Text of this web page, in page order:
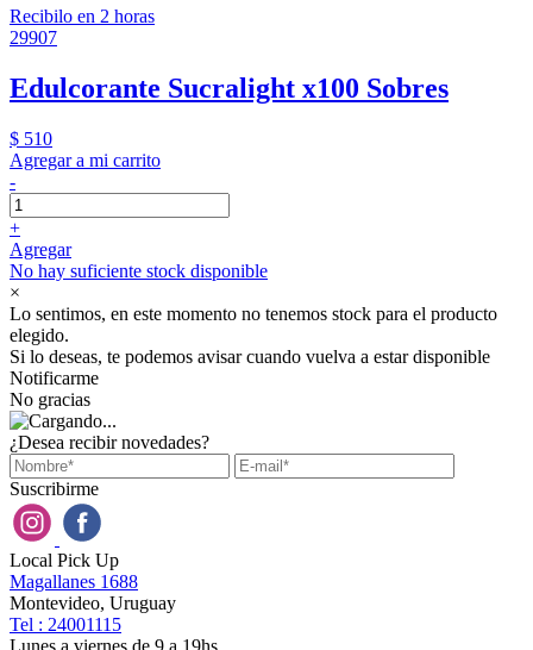
Recibilo en 2 horas
29907
Edulcorante Sucralight x100 Sobres
$ 510
Agregar a mi carrito
-
+
Agregar
No hay suficiente stock disponible
×
Lo sentimos, en este momento no tenemos stock para el producto
elegido.
Si lo deseas, te podemos avisar cuando vuelva a estar disponible
Notificarme
No gracias
¿Desea recibir novedades?
Suscribirme
Local Pick Up
Magallanes 1688
Montevideo, Uruguay
Tel : 24001115
Lunes a viernes de 9 a 19hs